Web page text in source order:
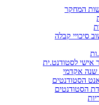
המחקר
סיכויי קבלה
אישי לסטודנט.ית
שנה אקדמי
הסטודנטים
הסטודנטים